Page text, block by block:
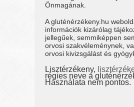
Önmagának.
A gluténérzékeny.hu
információk kizárólag
jellegűek, semmiképpen
orvosi szakvéleménynek,
orvosi kivizsgálást és
Lisztérzékeny,
régies neve a
Használata nem pontos.